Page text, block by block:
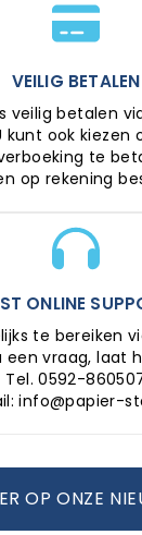
VEILIG BETALEN
veilig betalen
kunt ook
te
op rekening
ONLINE
te bereiken
een vraag, laat
Tel. 0592-
info@papier-
OP ONZE